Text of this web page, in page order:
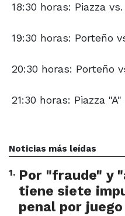
18:30 horas: Piazza
19:30 horas: Porteño
20:30 horas: Porteño
21:30 horas: Piazza
Noticias más leídas
1. Por "fraude" y
tiene siete
penal por